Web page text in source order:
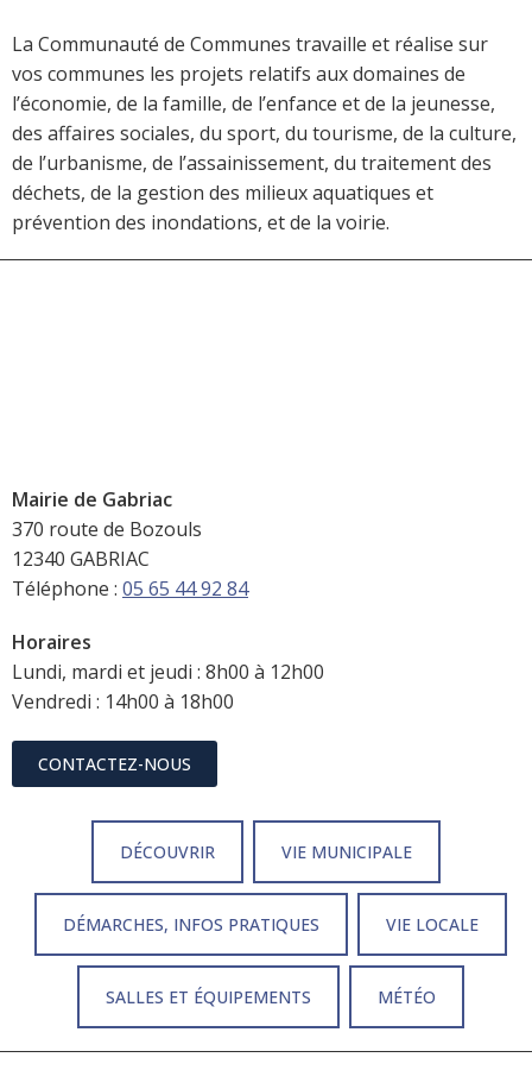
La Communauté de Communes travaille et réalise sur
vos communes les projets relatifs aux domaines de
l’économie, de la famille, de l’enfance et de la jeunesse,
des affaires sociales, du sport, du tourisme, de la culture,
de l’urbanisme, de l’assainissement, du traitement des
déchets, de la gestion des milieux aquatiques et
prévention des inondations, et de la voirie.
Mairie de Gabriac
370 route de Bozouls
12340 GABRIAC
Téléphone : 05 65 44 92 84
Horaires
Lundi, mardi et jeudi : 8h00 à 12h00
Vendredi : 14h00 à 18h00
CONTACTEZ-NOUS
DÉCOUVRIR VIE MUNICIPALE
DÉMARCHES, INFOS PRATIQUES VIE LOCALE
SALLES ET ÉQUIPEMENTS MÉTÉO